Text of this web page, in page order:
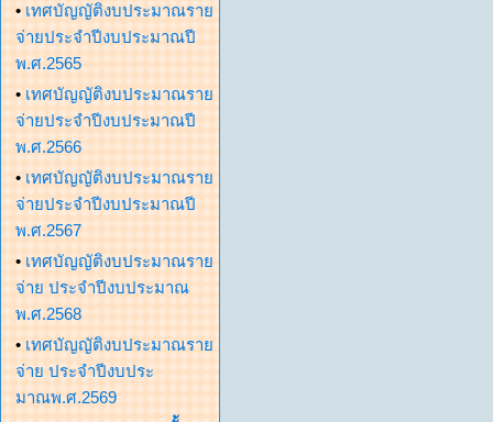
• เทศบัญญัติงบประมาณราย
จ่ายประจำปีงบประมาณปี
พ.ศ.2565
• เทศบัญญัติงบประมาณราย
จ่ายประจำปีงบประมาณปี
พ.ศ.2566
• เทศบัญญัติงบประมาณราย
จ่ายประจำปีงบประมาณปี
พ.ศ.2567
• เทศบัญญัติงบประมาณราย
จ่าย ประจำปีงบประมาณ
พ.ศ.2568
• เทศบัญญัติงบประมาณราย
จ่าย ประจำปีงบประ
มาณพ.ศ.2569